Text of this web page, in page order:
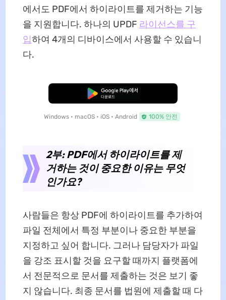
에서도 PDF에서 하이라이트를 제거하는 기능
을 지원합니다. 하나의 UPDF 라이선스를 구
입하여 4개의 디바이스에서 사용할 수 있습니
다.
무료로 다운로드
Windows • macOS • iOS • Android 100% 안전
2부: PDF에서 하이라이트를 제
거하는 것이 중요한 이유는 무엇
인가요?
사람들은 항상 PDF에 하이라이트를 추가하여
파일 전체에서 특정 부분이나 중요한 부분을
지정하고 싶어 합니다. 그러나 담당자가 파일
을 강조 표시할 것을 요구할 때까지 플랫폼에
서 전문적으로 문서를 제출하는 것은 보기 좋
지 않습니다. 최종 문서를 법원에 제출할 때 다